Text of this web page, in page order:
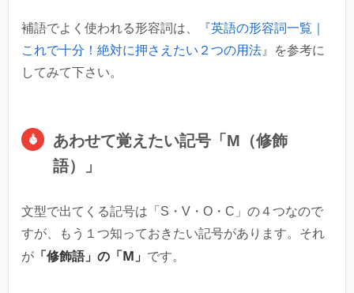
補語でよく使われる形容詞は、『英語の形容詞一覧｜
これで十分！絶対に押さえたい２つの用法 』を参考に
してみて下さい。
あわせて覚えたい記号「M（修飾
語）」
文型で出てくる記号は「S・V・O・C」の４つなので
すが、もう１つ知っておきたい記号があります。それ
が 「修飾語」の「M」 です。